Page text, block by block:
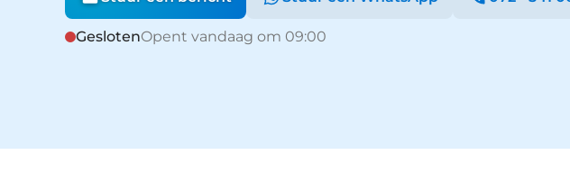
GeslotenOpent vandaag om 09:00